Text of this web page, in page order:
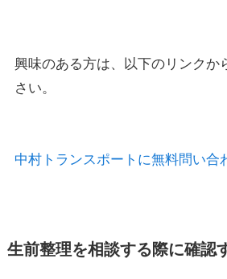
興味のある方は、以下のリンクか
さい。
中村トランスポートに無料問い合
生前整理を相談する際に確認